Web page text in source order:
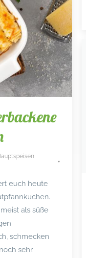
euch heute
als süße
schmecken
sehr.